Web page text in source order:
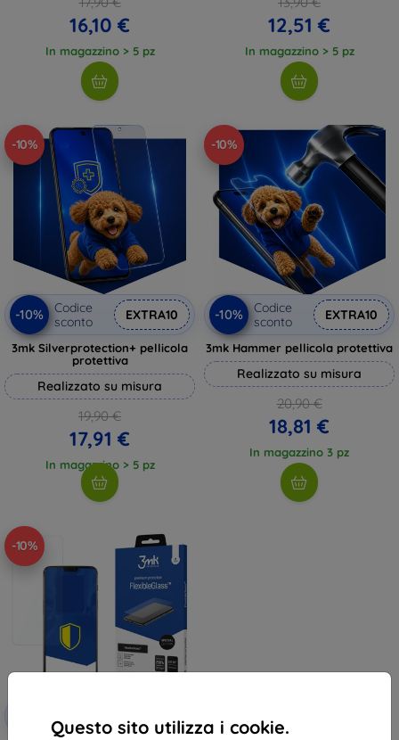
Questo sito utilizza i cookie.
16,10 €
In magazzino > 5 pz
12,51 €
In magazzino > 5 pz
-10%
-10%
Codice
sconto
EXTRA10
3mk Silverprotection+ pellicola
protettiva
Realizzato su misura
19,90 €
17,91 €
In magazzino > 5 pz
-10%
-10%
Codice
sconto
EXTRA10
3mk Hammer pellicola protettiva
Realizzato su misura
20,90 €
18,81 €
In magazzino 3 pz
-10%
sconto